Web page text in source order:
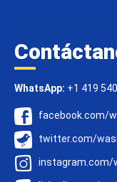
WhatsApp: +1 419
facebook.com/
twitter.com/
instagram.com/